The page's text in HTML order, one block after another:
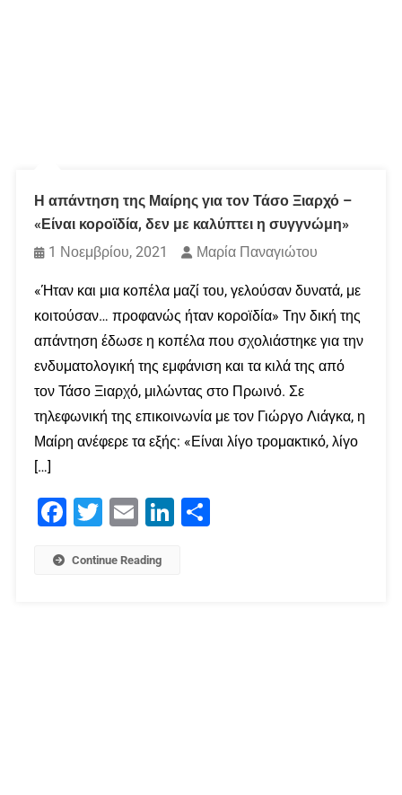
Η απάντηση της Μαίρης για τον Τάσο Ξιαρχό –
«Είναι κοροϊδία, δεν με καλύπτει η συγγνώμη»
1 Νοεμβρίου, 2021
Μαρία Παναγιώτου
«Ήταν και μια κοπέλα μαζί του, γελούσαν δυνατά, με
κοιτούσαν… προφανώς ήταν κοροϊδία» Την δική της
απάντηση έδωσε η κοπέλα που σχολιάστηκε για την
ενδυματολογική της εμφάνιση και τα κιλά της από
τον Τάσο Ξιαρχό, μιλώντας στο Πρωινό. Σε
τηλεφωνική της επικοινωνία με τον Γιώργο Λιάγκα, η
Μαίρη ανέφερε τα εξής: «Είναι λίγο τρομακτικό, λίγο
[…]
Facebook
Twitter Email LinkedIn
Continue Reading